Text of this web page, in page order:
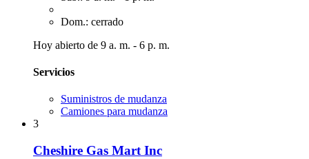
Dom.: cerrado
Hoy abierto de 9 a. m. - 6 p. m.
Servicios
Suministros de mudanza
Camiones para mudanza
3
Cheshire Gas Mart Inc